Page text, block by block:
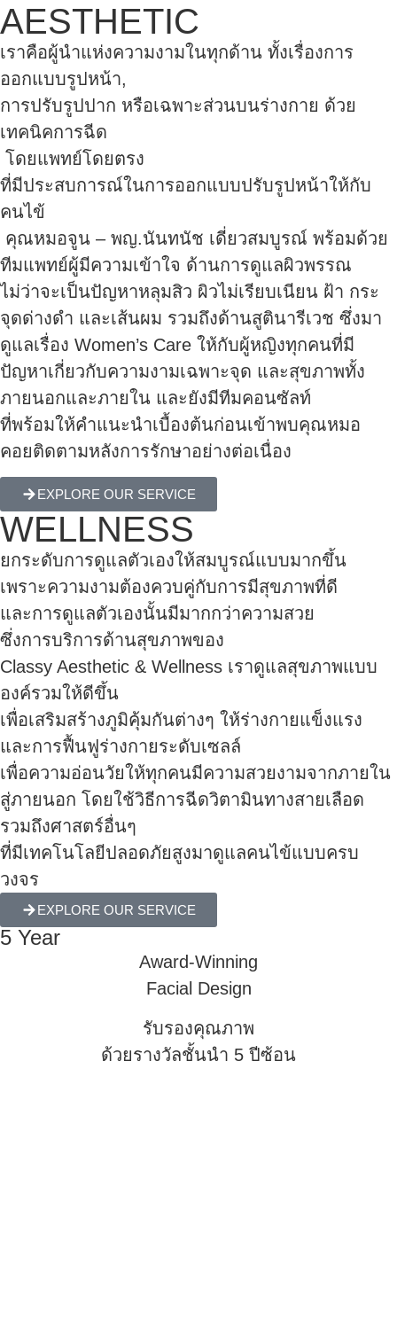
AESTHETIC
เราคือผู้นำแห่งความงามในทุกด้าน ทั้งเรื่องการ
ออกแบบรูปหน้า,
การปรับรูปปาก หรือเฉพาะส่วนบนร่างกาย ด้วย
เทคนิคการฉีด
โดยแพทย์โดยตรง
ที่มีประสบการณ์ในการออกแบบปรับรูปหน้าให้กับ
คนไข้
คุณหมอจูน – พญ.นันทนัช เดี่ยวสมบูรณ์ พร้อมด้วย
ทีมแพทย์ผู้มีความเข้าใจ ด้านการดูแลผิวพรรณ
ไม่ว่าจะเป็นปัญหาหลุมสิว ผิวไม่เรียบเนียน ฝ้า กระ
จุดด่างดำ และเส้นผม รวมถึงด้านสูตินารีเวช ซึ่งมา
ดูแลเรื่อง Women’s Care ให้กับผู้หญิงทุกคนที่มี
ปัญหาเกี่ยวกับความงามเฉพาะจุด และสุขภาพทั้ง
ภายนอกและภายใน และยังมีทีมคอนซัลท์
ที่พร้อมให้คำแนะนำเบื้องต้นก่อนเข้าพบคุณหมอ
คอยติดตามหลังการรักษาอย่างต่อเนื่อง
EXPLORE OUR SERVICE
WELLNESS
ยกระดับการดูแลตัวเองให้สมบูรณ์แบบมากขึ้น
เพราะความงามต้องควบคู่กับการมีสุขภาพที่ดี
และการดูแลตัวเองนั้นมีมากกว่าความสวย
ซึ่งการบริการด้านสุขภาพของ
Classy Aesthetic & Wellness เราดูแลสุขภาพแบบ
องค์รวมให้ดีขึ้น
เพื่อเสริมสร้างภูมิคุ้มกันต่างๆ ให้ร่างกายแข็งแรง
และการฟื้นฟูร่างกายระดับเซลล์
เพื่อความอ่อนวัยให้ทุกคนมีความสวยงามจากภายใน
สู่ภายนอก โดยใช้วิธีการฉีดวิตามินทางสายเลือด
รวมถึงศาสตร์อื่นๆ
ที่มีเทคโนโลยีปลอดภัยสูงมาดูแลคนไข้แบบครบ
วงจร
EXPLORE OUR SERVICE
5 Year
Award-Winning
Facial Design
รับรองคุณภาพ
ด้วยรางวัลชั้นนำ 5 ปีซ้อน